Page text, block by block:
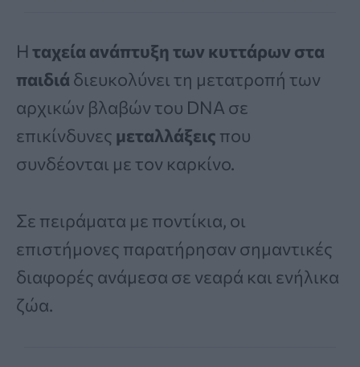
Η ταχεία ανάπτυξη των κυττάρων στα
παιδιά διευκολύνει τη μετατροπή των
αρχικών βλαβών του DNA σε
επικίνδυνες μεταλλάξεις που
συνδέονται με τον καρκίνο.
Σε πειράματα με ποντίκια, οι
επιστήμονες παρατήρησαν σημαντικές
διαφορές ανάμεσα σε νεαρά και ενήλικα
ζώα.